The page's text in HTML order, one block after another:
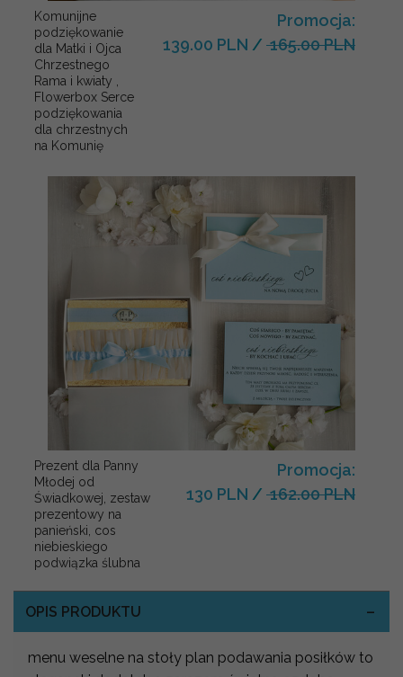
Komunijne
podziękowanie
dla Matki i Ojca
Chrzestnego
Rama i kwiaty ,
Flowerbox Serce
podziękowania
dla chrzestnych
na Komunię
Promocja:
139.00 PLN / 165.00 PLN
Prezent dla Panny
Młodej od
Świadkowej, zestaw
prezentowy na
panieński, cos
niebieskiego
podwiązka ślubna
Promocja:
130 PLN / 162.00 PLN
OPIS PRODUKTU
menu weselne na stoły plan podawania posiłków to